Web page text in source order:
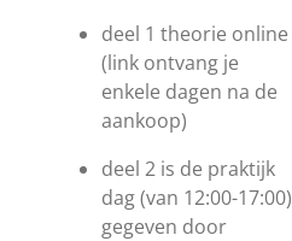
deel 1 theorie online
(link ontvang je
enkele dagen na de
aankoop)
deel 2 is de praktijk
dag (van 12:00-17:00)
gegeven door